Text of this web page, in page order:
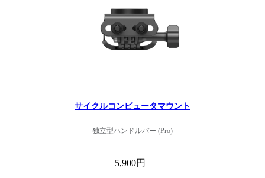
サイクルコンピュータマウント
独立型ハンドルバー (Pro)
5,900円